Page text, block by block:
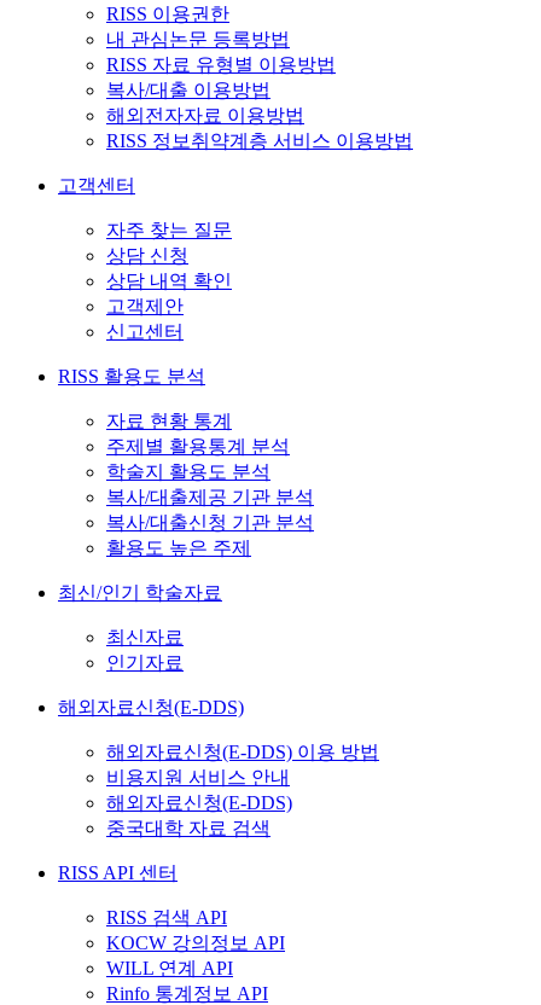
RISS 이용권한
내 관심논문 등록방법
RISS 자료 유형별 이용방법
복사/대출 이용방법
해외전자자료 이용방법
RISS 정보취약계층 서비스 이용방법
고객센터
자주 찾는 질문
상담 신청
상담 내역 확인
고객제안
신고센터
RISS 활용도 분석
자료 현황 통계
주제별 활용통계 분석
학술지 활용도 분석
복사/대출제공 기관 분석
복사/대출신청 기관 분석
활용도 높은 주제
최신/인기 학술자료
최신자료
인기자료
해외자료신청(E-DDS)
해외자료신청(E-DDS) 이용 방법
비용지원 서비스 안내
해외자료신청(E-DDS)
중국대학 자료 검색
RISS API 센터
RISS 검색 API
KOCW 강의정보 API
WILL 연계 API
Rinfo 통계정보 API